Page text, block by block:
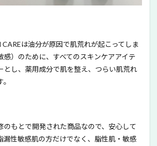
は油分が原因で肌荒れが起こってしま
感）のために、すべてのスキンケアアイテ
とし、薬用成分で肌を整え、つらい肌荒れ
のもとで開発された商品なので、安心して
漏性敏感肌の方だけでなく、脂性肌・敏感